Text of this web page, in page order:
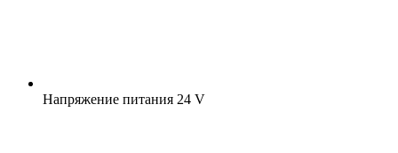
Напряжение питания 24 V